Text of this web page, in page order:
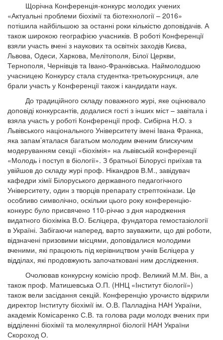
Щорічна Конференція-конкурс молодих учених
«Актуальні проблеми біохімії та біотехнології – 2016»
потішила найбільшою за останні роки кількістю доповідачів. А
також широкою географією учасників. В роботі Конференції
взяли участь вчені з наукових та освітніх заходів Києва,
Львова, Одеси, Харкова, Мелітополя, Білої Церкви,
Тернополя, Чернівців та Івано-Франківська. Наймолодшою
учасницею Конкурсу стала студентка-третьокурсниця, але
брали участь у Конференції також і кандидати наук.
До традиційного складу поважного журі, яке оцінювало
доповіді конкурсантів, додалися гості з інших міст – завітала і
взяла участь у роботі Конференції проф. Сибірна Н.О. з
Львівського національного Університету імені Івана Франка,
яка запам’яталася багатьом молодим вченим блискучим
модеруванням секції «біохімія» на львівській конференції
«Молодь і поступ в біології». З братньої Білорусі приїхав та
увійшов до складу журі проф. Нікандров В.М., завідувач
кафедри хімії Білоруського державного педагогічного
Університету, один з творців препарату стрептокінази. Це
особливо символічно, оскільки цього року конференцію-
конкурс було присвячено 110-річчю з дня народження
видатного біохіміка В.О. Бєліцера, фундатора гемостазіології
в Україні. Забігаючи наперед, варто зауважити, що дві роботи,
відзначені призовими місцями, доповідалися молодими
вченими, які працюють під керівництвом учнів Бєліцера у
відділах, які продовжують започатковані ним дослідження.
Очолював конкурсну комісію проф. Великий М.М. Він, а
також проф. Матишевська О.П. (ННЦ «Інститут біології»)
також вели засідання секцій. Конференцію урочисто відкрили
директор Інституту біохімії ім. О.В. Палладіна НАН України,
академік Комісаренко С.В. та голова ради молодх вчених при
відділенні біохімії та молекулярної біології НАН України
Скороход О.